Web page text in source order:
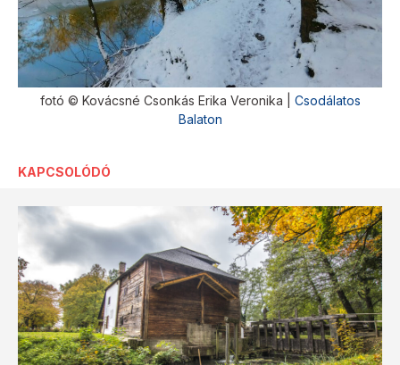
fotó © Kovácsné Csonkás Erika Veronika | Csodálatos
Balaton
KAPCSOLÓDÓ